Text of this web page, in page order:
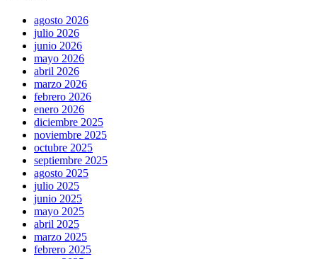
agosto 2026
julio 2026
junio 2026
mayo 2026
abril 2026
marzo 2026
febrero 2026
enero 2026
diciembre 2025
noviembre 2025
octubre 2025
septiembre 2025
agosto 2025
julio 2025
junio 2025
mayo 2025
abril 2025
marzo 2025
febrero 2025